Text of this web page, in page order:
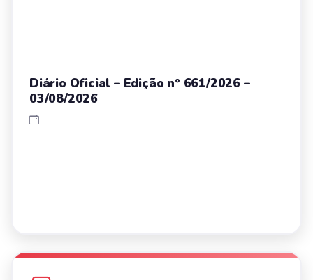
Diário Oficial – Edição nº 661/2026 –
03/08/2026